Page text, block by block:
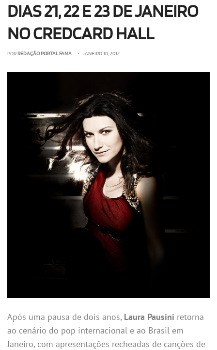
DIAS 21, 22 E 23 DE JANEIRO
NO CREDCARD HALL
POR REDAÇÃO PORTAL FAMA • JANEIRO 10, 2012
Após uma pausa de dois anos, Laura Pausini retorna
ao cenário do pop internacional e ao Brasil em
Janeiro, com apresentações recheadas de canções de